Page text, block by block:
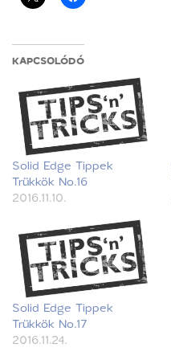
KAPCSOLÓDÓ
Solid Edge Tippek
Trükkök No.16
2016.11.10.
Solid Edge Tippek
Trükkök No.17
2016.11.24.